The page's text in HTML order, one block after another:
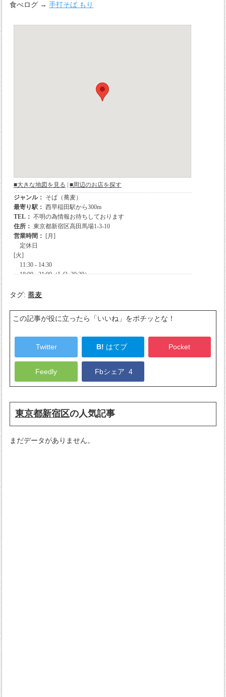
食べログ →手打そば もり
タグ:蕎麦
この記事が役に立ったら「いいね」をポチッとな！
Twitter B! はてブ Pocket
Feedly Fbシェア4
東京都新宿区の人気記事
まだデータがありません。